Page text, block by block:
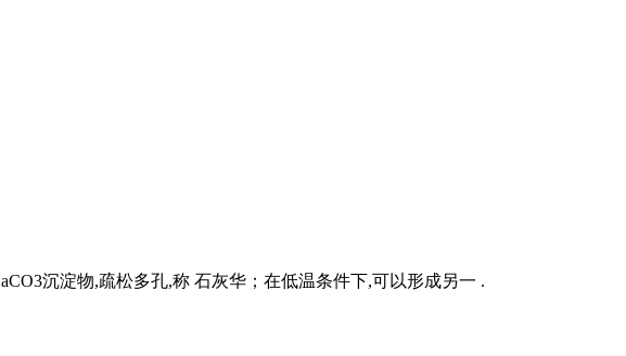
沉淀物,疏松多孔,称 石灰华；在低温条件下,可以形成另一 .